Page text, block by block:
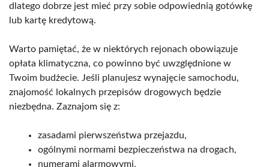
dlatego dobrze jest mieć przy sobie odpowiednią gotówkę
lub kartę kredytową.
Warto pamiętać, że w niektórych rejonach obowiązuje
opłata klimatyczna, co powinno być uwzględnione w
Twoim budżecie. Jeśli planujesz wynajęcie samochodu,
znajomość lokalnych przepisów drogowych będzie
niezbędna. Zaznajom się z:
zasadami pierwszeństwa przejazdu,
ogólnymi normami bezpieczeństwa na drogach,
numerami alarmowymi,